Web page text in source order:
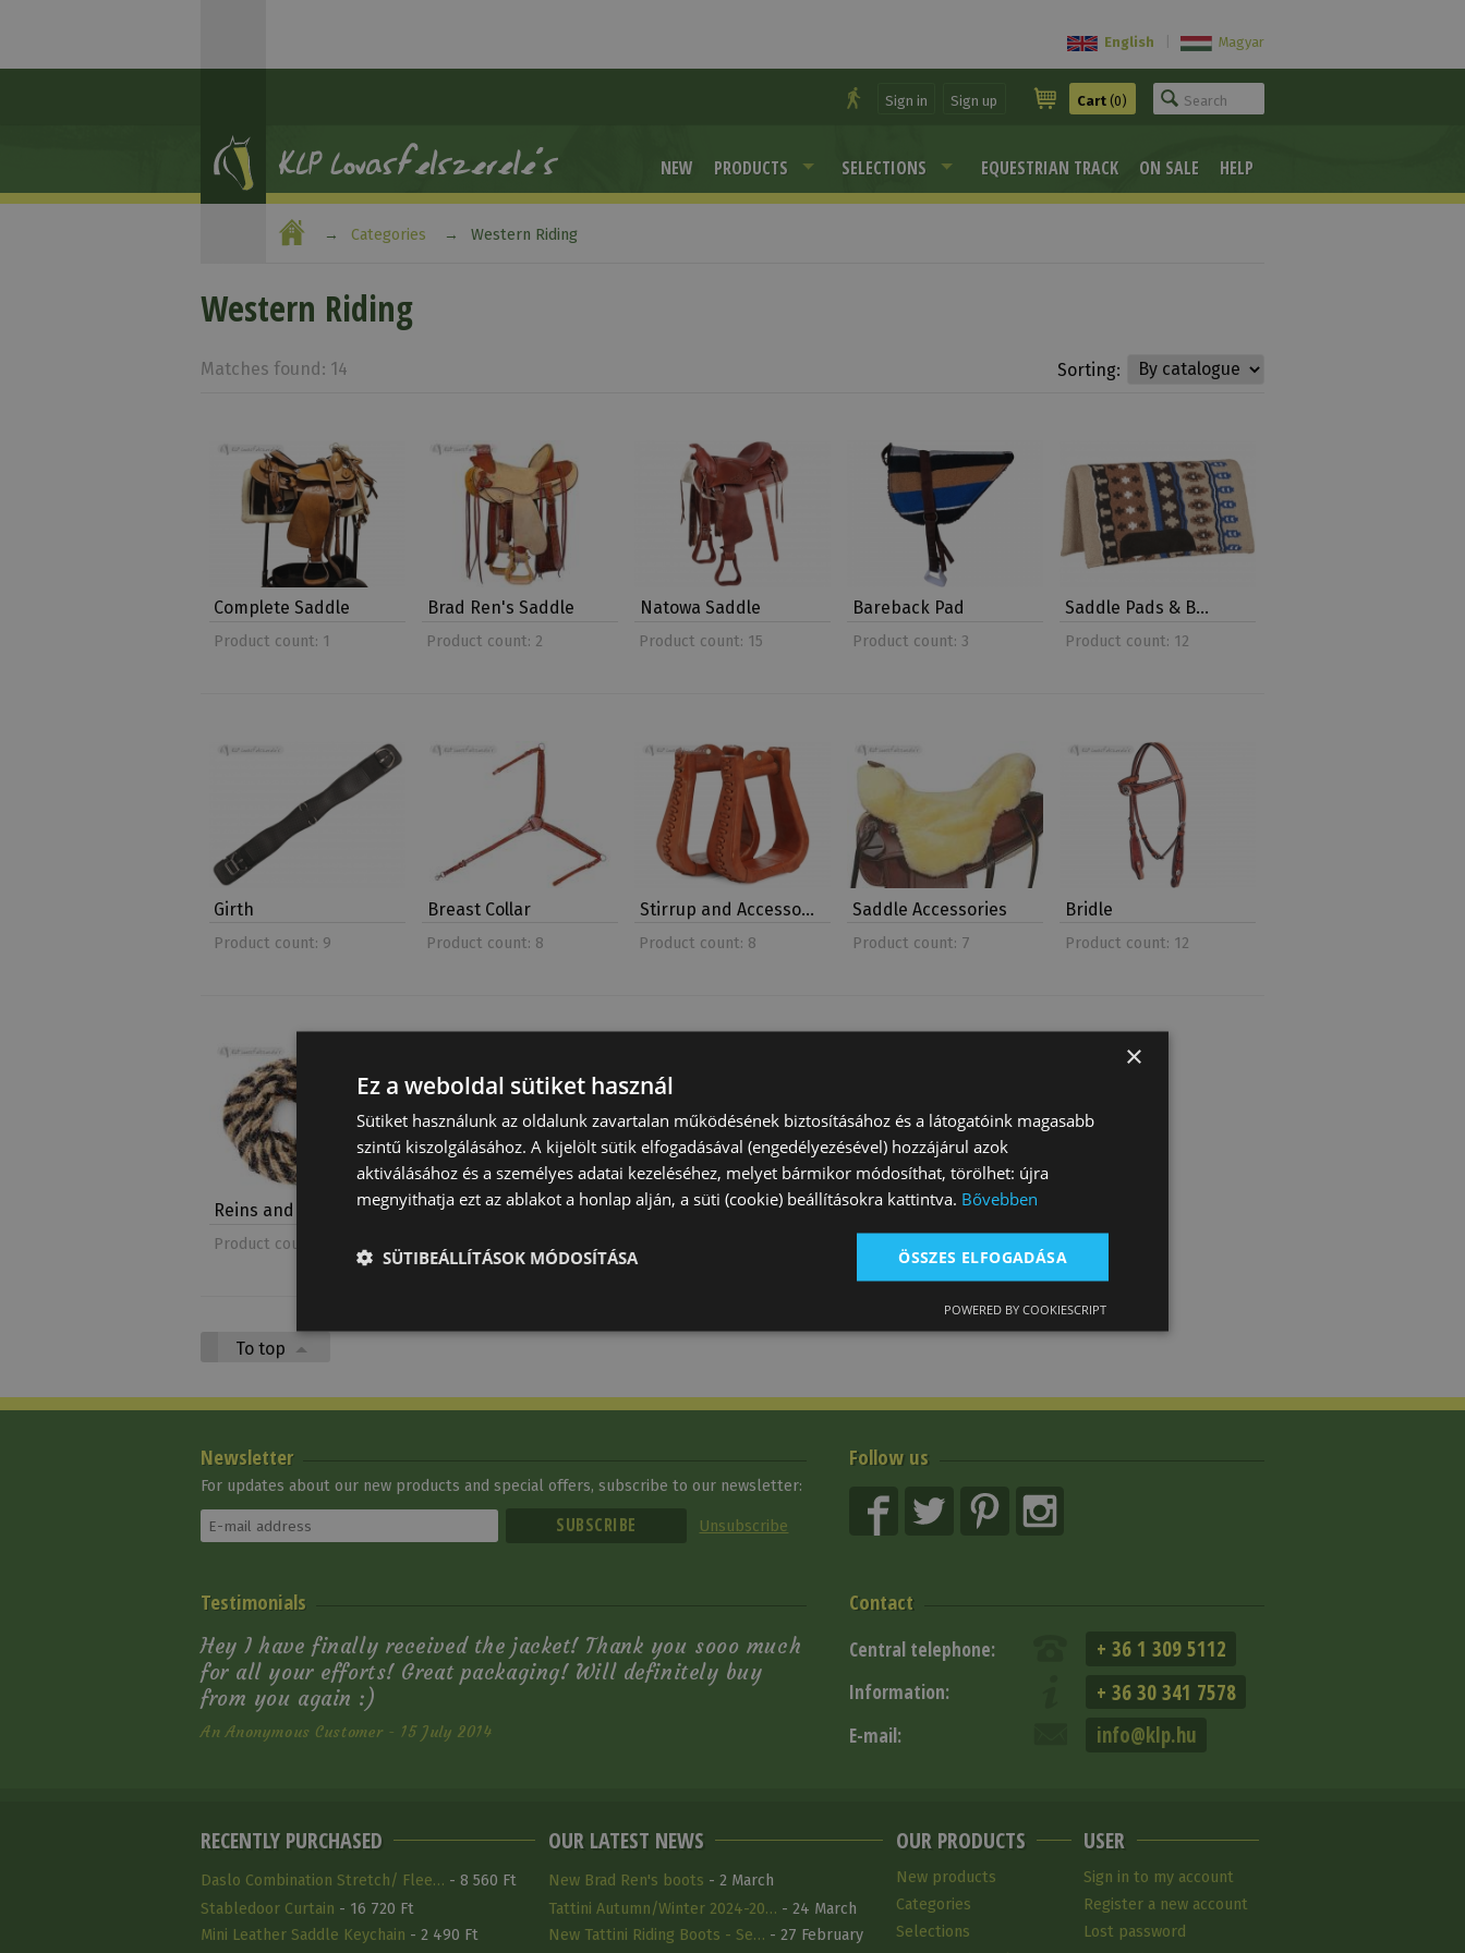
English Magyar
Sign in Sign up Cart (0)
NEW PRODUCTS SELECTIONS EQUESTRIAN TRACK ON SALE HELP
Categories Western Riding
Western Riding
Matches found: 14 Sorting:
Complete Saddle
Product count: 1
Brad Ren's Saddle
Product count: 2
Natowa Saddle
Product count: 15
Bareback Pad
Product count: 3
Saddle Pads & B…
Product count: 12
Girth
Product count: 9
Breast Collar
Product count: 8
Stirrup and Accesso…
Product count: 8
Saddle Accessories
Product count: 7
Bridle
Product count: 12
Reins and Accessori…
Product count: 10
Bit Nose Band Spurs
To top
Follow us
Newsletter
For updates about our new products and special offers, subscribe to our newsletter:
Unsubscribe
Contact
Central telephone: + 36 1 309 5112
Information: + 36 30 341 7578
E-mail: info@klp.hu
Testimonials
Hey I have finally received the jacket! Thank you sooo much
for all your efforts! Great packaging! Will definitely buy
from you again :)
An Anonymous Customer - 15 July 2014
RECENTLY PURCHASED
Daslo Combination Stretch/ Flee… - 8 560 Ft
Stabledoor Curtain - 16 720 Ft
Mini Leather Saddle Keychain - 2 490 Ft
OUR LATEST NEWS
New Brad Ren's boots - 2 March
Tattini Autumn/Winter 2024-20… - 24 March
2025
New Tattini Riding Boots - Se… - 27 February
OUR PRODUCTS
New products
Categories
Selections
USER
Sign in to my account
Register a new account
Lost password
×
Ez a weboldal sütiket használ
Sütiket használunk az oldalunk zavartalan működésének biztosításához és a látogatóink magasabb
szintű kiszolgálásához. A kijelölt sütik elfogadásával (engedélyezésével) hozzájárul azok
aktiválásához és a személyes adatai kezeléséhez, melyet bármikor módosíthat, törölhet: újra
megnyithatja ezt az ablakot a honlap alján, a süti (cookie) beállításokra kattintva. Bővebben
ÖSSZES ELFOGADÁSA
SÜTIBEÁLLÍTÁSOK MÓDOSÍTÁSA
POWERED BY COOKIESCRIPT